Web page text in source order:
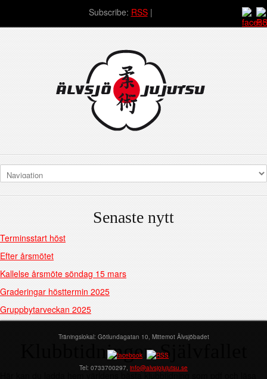
Subscribe: RSS
Senaste nytt
Terminsstart höst
Efter årsmötet
Kallelse årsmöte söndag 15 mars
Graderingar hösttermin 2025
Gruppbytarveckan 2025
Klubbtidningen Självfallet
Träningslokal: Götlundagatan 10, Mittemot Älvsjöbadet
Tel: 0733700297, info@alvsjojujutsu.se